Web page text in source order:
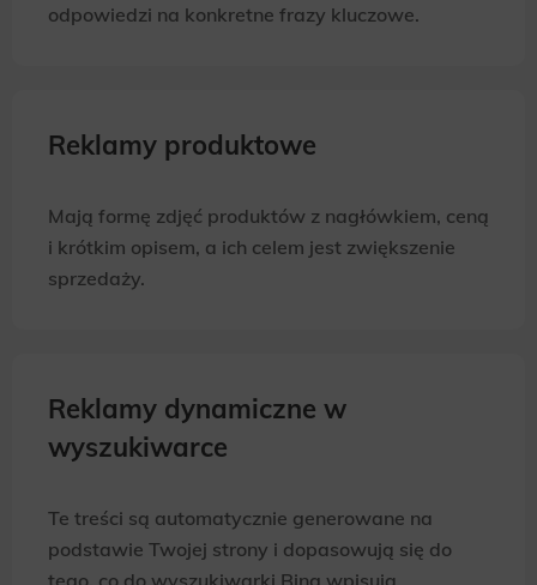
odpowiedzi na konkretne frazy kluczowe.
Reklamy produktowe
Mają formę zdjęć produktów z nagłówkiem, ceną
i krótkim opisem, a ich celem jest zwiększenie
sprzedaży.
Reklamy dynamiczne w
wyszukiwarce
Te treści są automatycznie generowane na
podstawie Twojej strony i dopasowują się do
tego, co do wyszukiwarki Bing wpisują